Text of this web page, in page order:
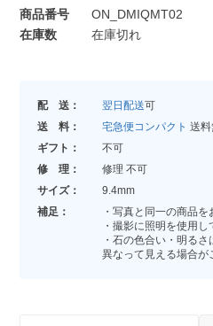
商品番号
ON_DMIQMT02
在庫数
在庫切れ
配 送： 翌日配送可
送 料：
宅急便コンパクト 送
ギフト：
不可
修 理：
修理 不可
サイズ：
9.4mm
補足：
・写真と同一の商品を
・撮影に照明を使用し
・石の色合い・明る
異なって見える場合が